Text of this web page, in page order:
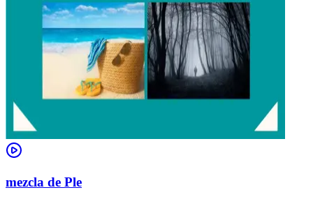
mezcla de Ple